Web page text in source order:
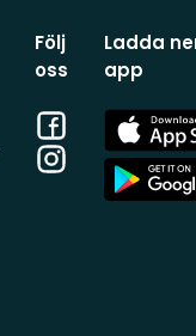
Följ
oss
Facebook
Instagram
Ladda
app
App
Store
App
Store